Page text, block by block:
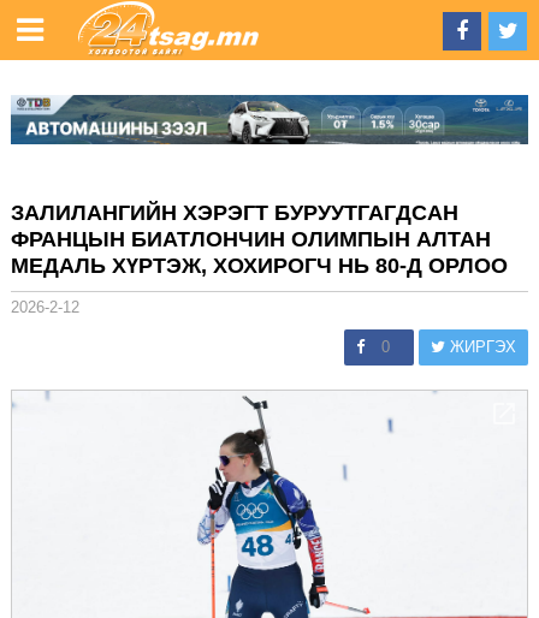
ЗАЛИЛАНГИЙН ХЭРЭГТ БУРУУТГАГДСАН
ФРАНЦЫН БИАТЛОНЧИН ОЛИМПЫН АЛТАН
МЕДАЛЬ ХҮРТЭЖ, ХОХИРОГЧ НЬ 80-Д ОРЛОО
2026-2-12
0 ЖИРГЭХ